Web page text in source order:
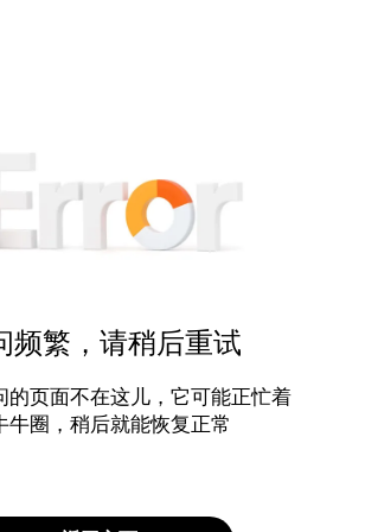
频繁，请稍后重试
的页面不在这儿，它可能正忙着
牛圈，稍后就能恢复正常